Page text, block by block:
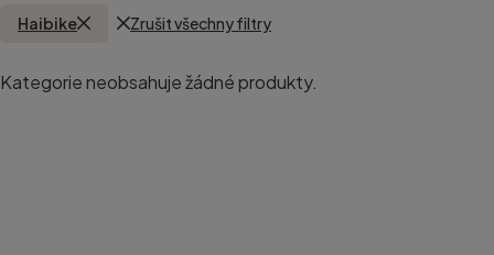
Haibike Zrušit všechny filtry
Kategorie neobsahuje žádné produkty.